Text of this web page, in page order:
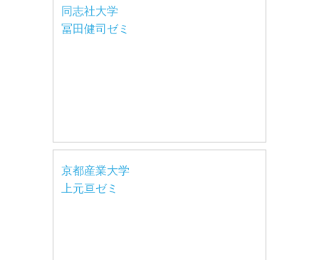
同志社大学
冨田健司ゼミ
京都産業大学
上元亘ゼミ